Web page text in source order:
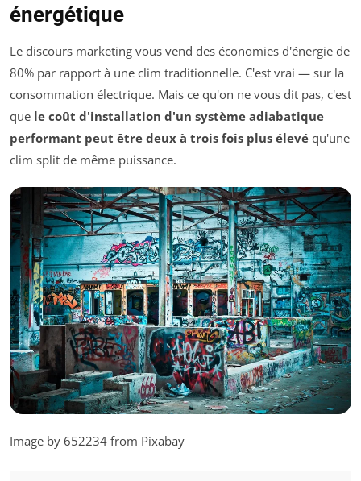
énergétique
Le discours marketing vous vend des économies d'énergie de
80% par rapport à une clim traditionnelle. C'est vrai — sur la
consommation électrique. Mais ce qu'on ne vous dit pas, c'est
que le coût d'installation d'un système adiabatique
performant peut être deux à trois fois plus élevé qu'une
clim split de même puissance.
Image by 652234 from Pixabay